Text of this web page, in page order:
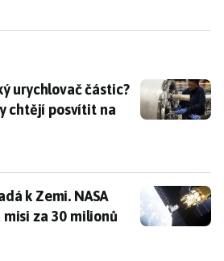
urychlovač částic? Vědci si
urychlovač částic?
chtějí posvítit na
k Zemi. NASA rozjíždí
k Zemi. NASA
za 30 milionů